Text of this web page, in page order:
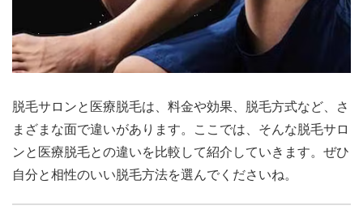
脱毛サロンと医療脱毛は、料金や効果、脱毛方式など、さ
まざまな面で違いがあります。ここでは、そんな脱毛サロ
ンと医療脱毛との違いを比較して紹介 していきます。ぜひ
自分と相性のいい脱毛方法を選んでくださいね。